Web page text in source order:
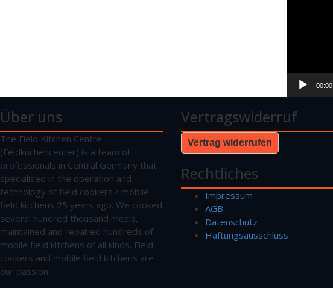
00:00
Über uns
The Field Kitchen Centre
(Feldküchencenter) is a team of
professionals in Central Germany that
specialised in the operation and
technology of field cookers / mobile
field kitchens 25 years ago. We cooked
several hundred thousand meals,
maintained and repaired hundreds of
mobile field kitchens of all kinds. Field
cookers and mobile field kitchens are
our passion.
Vertragswiderruf
Vertrag widerrufen
Rechtliches
Impressum
AGB
Datenschutz
Haftungsausschluss